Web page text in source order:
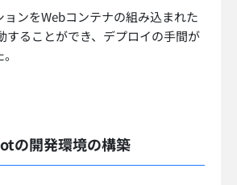
ンをWebコンテナの組み込まれた
することができ、デプロイの手間が
の開発環境の構築